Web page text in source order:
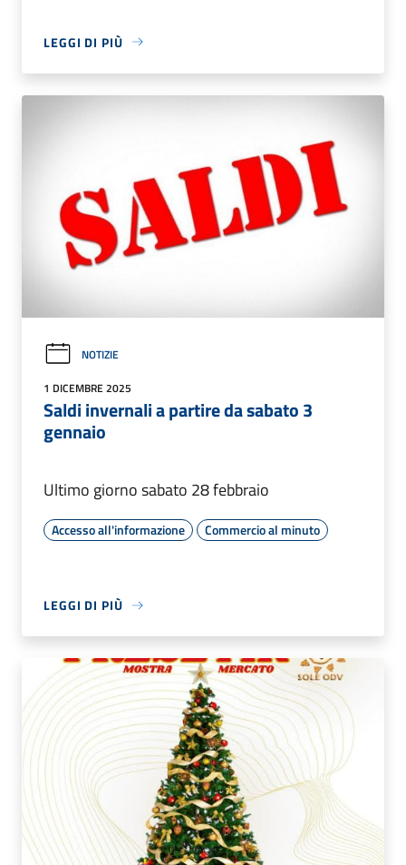
LEGGI DI PIÙ
NOTIZIE
1 DICEMBRE 2025
Saldi invernali a partire da sabato 3
gennaio
Ultimo giorno sabato 28 febbraio
Accesso all'informazione Commercio al minuto
LEGGI DI PIÙ